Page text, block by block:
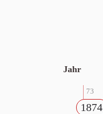
Jahr
73
1874